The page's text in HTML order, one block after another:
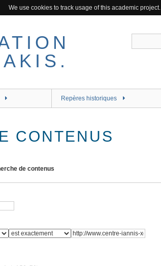
We use cookies to track usage of this academic project.
Repères historiques
CONTENUS
de contenus